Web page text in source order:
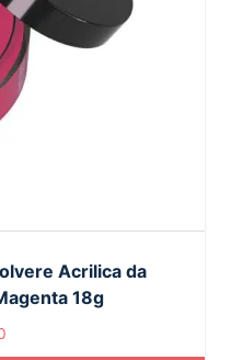
Acrilica da
18g